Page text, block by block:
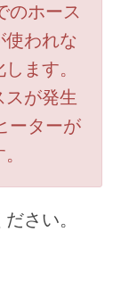
のホース
使われな
ます。
スが発生
ーターが
さい。